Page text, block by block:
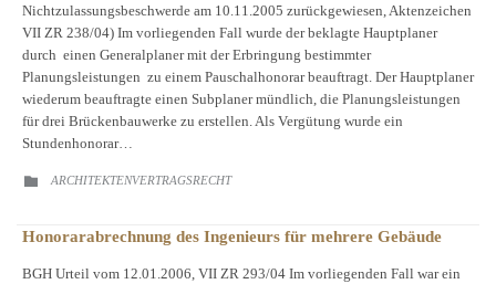
Nichtzulassungsbeschwerde am 10.11.2005 zurückgewiesen, Aktenzeichen
VII ZR 238/04) Im vorliegenden Fall wurde der beklagte Hauptplaner
durch einen Generalplaner mit der Erbringung bestimmter
Planungsleistungen zu einem Pauschalhonorar beauftragt. Der Hauptplaner
wiederum beauftragte einen Subplaner mündlich, die Planungsleistungen
für drei Brückenbauwerke zu erstellen. Als Vergütung wurde ein
Stundenhonorar…
 CATEGORY
ARCHITEKTENVERTRAGSRECHT
Honorarabrechnung des Ingenieurs für mehrere Gebäude
BGH Urteil vom 12.01.2006, VII ZR 293/04 Im vorliegenden Fall war ein